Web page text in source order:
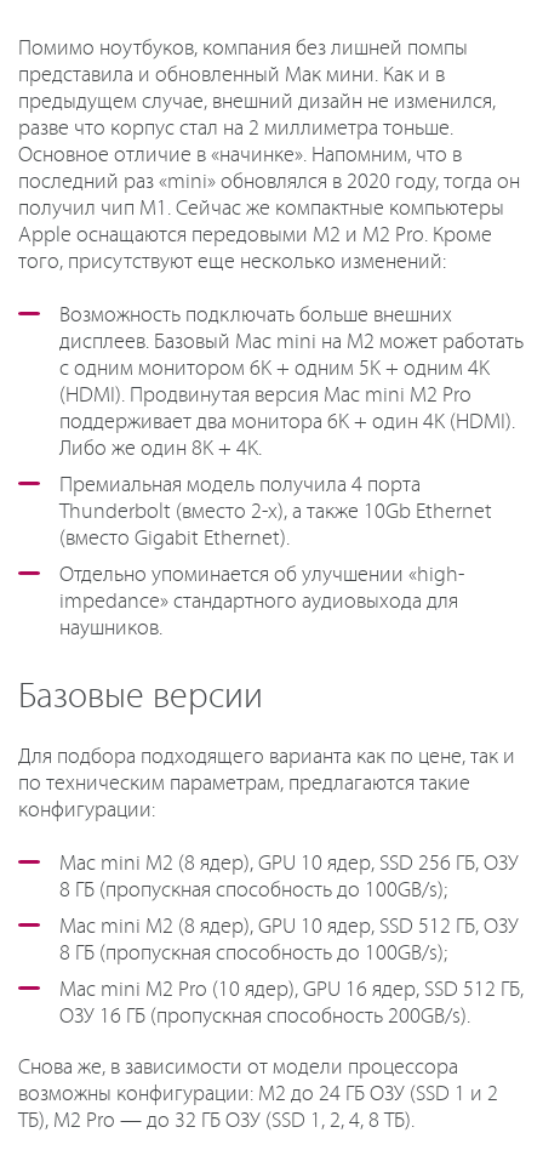
Помимо ноутбуков, компания без лишней помпы
представила и обновленный Мак мини. Как и в
предыдущем случае, внешний дизайн не изменился,
разве что корпус стал на 2 миллиметра тоньше.
Основное отличие в «начинке». Напомним, что в
последний раз «mini» обновлялся в 2020 году, тогда он
получил чип M1. Сейчас же компактные компьютеры
Apple оснащаются передовыми M2 и M2 Pro. Кроме
того, присутствуют еще несколько изменений:
Возможность подключать больше внешних
дисплеев. Базовый Mac mini на M2 может работать
с одним монитором 6K + одним 5K + одним 4K
(HDMI). Продвинутая версия Mac mini M2 Pro
поддерживает два монитора 6K + один 4K (HDMI).
Либо же один 8K + 4K.
Премиальная модель получила 4 порта
Thunderbolt (вместо 2-х), а также 10Gb Ethernet
(вместо Gigabit Ethernet).
Отдельно упоминается об улучшении «high-
impedance» стандартного аудиовыхода для
наушников.
Базовые версии
Для подбора подходящего варианта как по цене, так и
по техническим параметрам, предлагаются такие
конфигурации:
Mac mini M2 (8 ядер), GPU 10 ядер, SSD 256 ГБ, ОЗУ
8 ГБ (пропускная способность до 100GB/s);
Mac mini M2 (8 ядер), GPU 10 ядер, SSD 512 ГБ, ОЗУ
8 ГБ (пропускная способность до 100GB/s);
Mac mini M2 Pro (10 ядер), GPU 16 ядер, SSD 512 ГБ,
ОЗУ 16 ГБ (пропускная способность 200GB/s).
Снова же, в зависимости от модели процессора
возможны конфигурации: M2 до 24 ГБ ОЗУ (SSD 1 и 2
ТБ), M2 Pro — до 32 ГБ ОЗУ (SSD 1, 2, 4, 8 ТБ).